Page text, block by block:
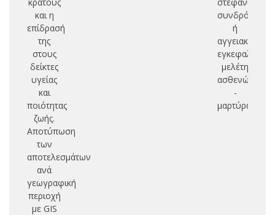
και η
επίδρασή
της
στους
δείκτες
υγείας
και
ποιότητας
ζωής.
Αποτύπωση
των
αποτελεσμάτων
ανά
γεωγραφική
περιοχή
με GIS
συνδρόμου
ή
αγγειακού
εγκεφαλικού:
μελέτη
ασθενών
-
μαρτύρων